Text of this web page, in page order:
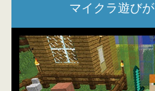
マイクラ遊び